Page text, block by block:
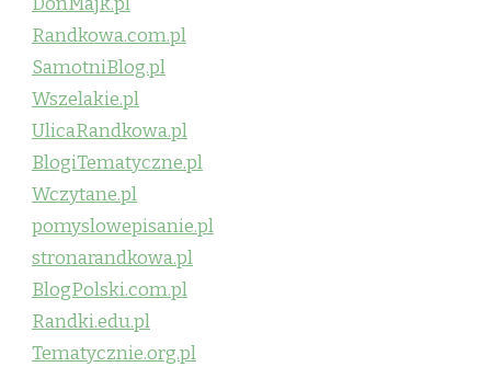
Randkowa.com.pl
SamotniBlog.pl
Wszelakie.pl
UlicaRandkowa.pl
BlogiTematyczne.pl
Wczytane.pl
pomyslowepisanie.pl
stronarandkowa.pl
BlogPolski.com.pl
Randki.edu.pl
Tematycznie.org.pl